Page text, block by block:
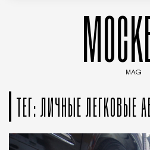
MAG
ТЕГ: ЛИЧНЫЕ ЛЕГКОВЫЕ